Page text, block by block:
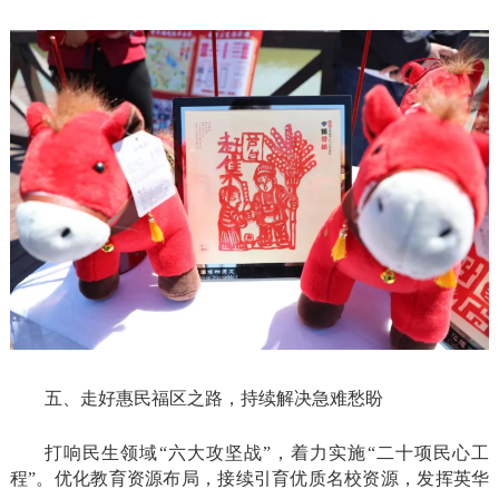
五、走好惠民福区之路，持续解决急难愁盼
打响民生领域“六大攻坚战”，着力实施“二十项民心工
程”。优化教育资源布局，接续引育优质名校资源，发挥英华